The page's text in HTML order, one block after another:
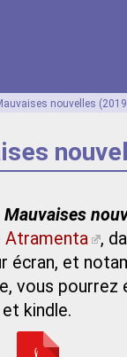
nouvelles
Mauvaises
Atramenta
,
écran, et
vous pourrez
kindle.